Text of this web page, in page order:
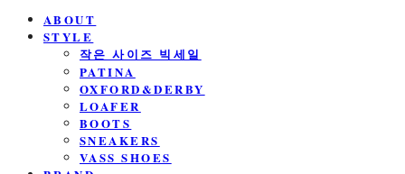
ABOUT
STYLE
작은 사이즈 빅세일
PATINA
OXFORD&DERBY
LOAFER
BOOTS
SNEAKERS
VASS SHOES